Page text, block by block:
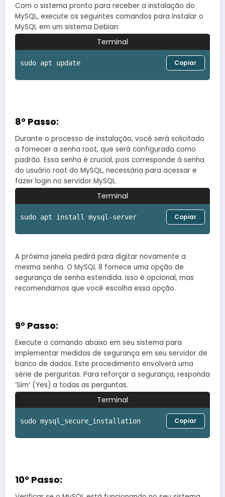
Com o sistema pronto para receber a instalação do
MySQL, execute os seguintes comandos para instalar o
MySQL em um sistema Debian:
Terminal
sudo apt update Copiar
8° Passo:
Durante o processo de instalação, você será solicitado
a fornecer a senha root, que será configurada como
padrão. Essa senha é crucial, pois corresponde à senha
do usuário root do MySQL, necessária para acessar e
fazer login no servidor MySQL.
Terminal
sudo apt install mysql-server Copiar
A próxima janela pedirá para digitar novamente a
mesma senha. O MySQL 8 fornece uma opção de
segurança de senha estendida. Isso é opcional, mas
recomendamos que você escolha essa opção.
9° Passo:
Execute o comando abaixo em seu sistema para
implementar medidas de segurança em seu servidor de
banco de dados. Este procedimento envolverá uma
série de perguntas. Para reforçar a segurança, responda
‘Sim’ (Yes) a todas as perguntas.
Terminal
sudo mysql_secure_installation Copiar
10° Passo: